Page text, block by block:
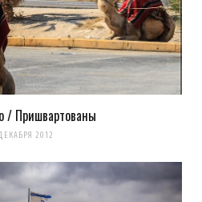
/ Пришвартованы
2012